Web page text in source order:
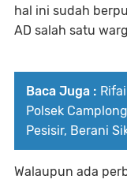
hal ini sudah
AD salah satu
Baca Juga :
Polsek
Pesisir, Berani
Walaupun ada